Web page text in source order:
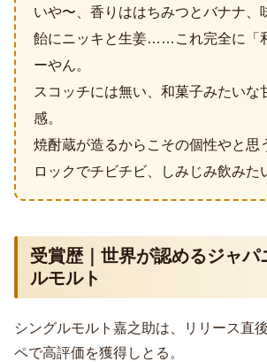
いや〜、香りははちみつとバナナ、
飴にニッキと生姜……これ完全に「
ーやん。
スコッチには無い、和菓子みたいな
感。
焼酎蔵が造るからこその個性やと思
ロックでチビチビ、しみじみ飲みた
受賞歴｜世界が認めるジャパ
ルモルト
シングルモルト嘉之助は、リリース直
ペで高評価を獲得しとる。